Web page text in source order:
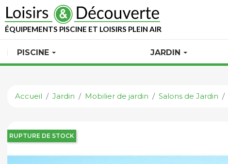
ÉQUIPEMENTS PISCINE ET LOISIRS PLEIN AIR
PISCINE JARDIN
Accueil Jardin Mobilier de jardin Salons de Jardin
RUPTURE DE STOCK